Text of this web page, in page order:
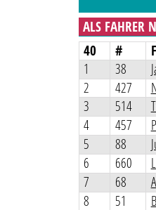
ALS FAHRER
40
#
1
38
2
427
3
514
4
457
5
88
6
660
7
68
8
51